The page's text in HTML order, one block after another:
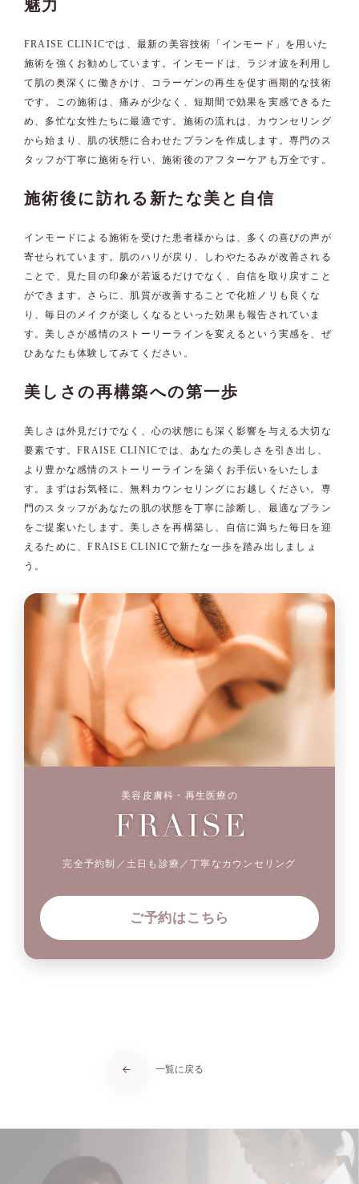
魅力
FRAISE CLINICでは、最新の美容技術「インモード」を用いた
施術を強くお勧めしています。インモードは、ラジオ波を利用し
て肌の奥深くに働きかけ、コラーゲンの再生を促す画期的な技術
です。この施術は、痛みが少なく、短期間で効果を実感できるた
め、多忙な女性たちに最適です。施術の流れは、カウンセリング
から始まり、肌の状態に合わせたプランを作成します。専門のス
タッフが丁寧に施術を行い、施術後のアフターケアも万全です。
施術後に訪れる新たな美と自信
インモードによる施術を受けた患者様からは、多くの喜びの声が
寄せられています。肌のハリが戻り、しわやたるみが改善される
ことで、見た目の印象が若返るだけでなく、自信を取り戻すこと
ができます。さらに、肌質が改善することで化粧ノリも良くな
り、毎日のメイクが楽しくなるといった効果も報告されていま
す。美しさが感情のストーリーラインを変えるという実感を、ぜ
ひあなたも体験してみてください。
美しさの再構築への第一歩
美しさは外見だけでなく、心の状態にも深く影響を与える大切な
要素です。FRAISE CLINICでは、あなたの美しさを引き出し、
より豊かな感情のストーリーラインを築くお手伝いをいたしま
す。まずはお気軽に、無料カウンセリングにお越しください。専
門のスタッフがあなたの肌の状態を丁寧に診断し、最適なプラン
をご提案いたします。美しさを再構築し、自信に満ちた毎日を迎
えるために、FRAISE CLINICで新たな一歩を踏み出しましょ
う。
美容皮膚科・再生医療の
完全予約制／土日も診療／丁寧なカウンセリング
ご予約はこちら
一覧に戻る